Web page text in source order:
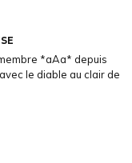
*aAa* depuis
le diable au clair de